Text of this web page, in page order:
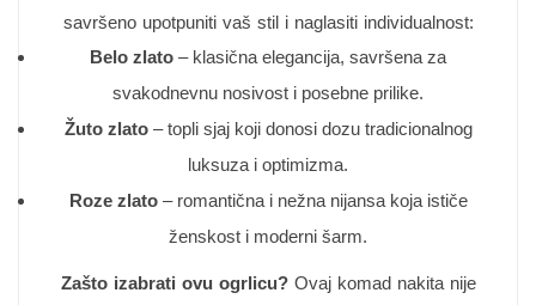
savršeno upotpuniti vaš stil i naglasiti individualnost:
Belo zlato – klasična elegancija, savršena za
svakodnevnu nosivost i posebne prilike.
Žuto zlato– topli sjaj koji donosi dozu tradicionalnog
luksuza i optimizma.
Roze zlato– romantična i nežna nijansa koja ističe
ženskost i moderni šarm.
Zašto izabrati ovu ogrlicu?Ovaj komad nakita nije